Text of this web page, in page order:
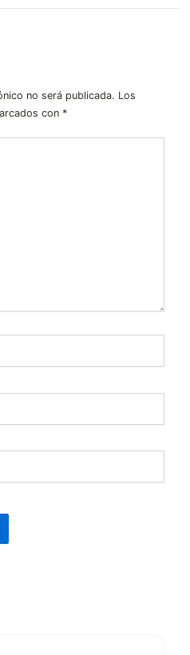
no será publicada. Los
con *